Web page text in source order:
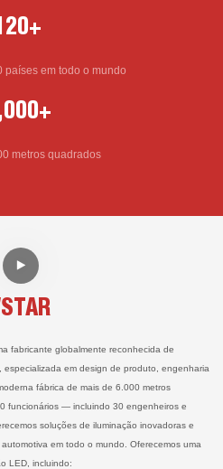
países em todo o mundo
metros quadrados
fabricante globalmente reconhecida de
em design de produto, engenharia
fábrica de mais de 6.000 metros
funcionários — incluindo 30 engenheiros e
soluções de iluminação inovadoras e
em todo o mundo. Oferecemos uma
LED, incluindo: